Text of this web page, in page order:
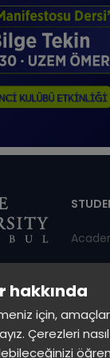
hakkında
için,
Çerezleri nasıl